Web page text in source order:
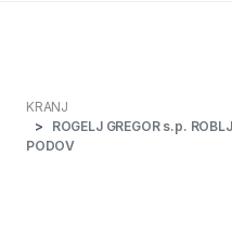
KRANJ
ROGELJ GREGOR s.p.
PODOV